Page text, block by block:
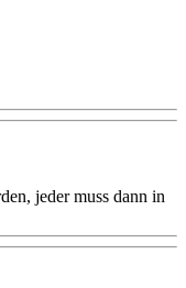
jeder muss dann in